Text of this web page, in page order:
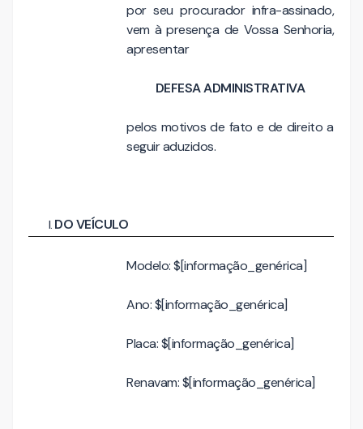
por seu procurador infra-assinado,
vem à presença de Vossa Senhoria,
apresentar
DEFESA ADMINISTRATIVA
pelos motivos de fato e de direito a
seguir aduzidos.
DO VEÍCULO
Modelo: $[informação_genérica]
Ano: $[informação_genérica]
Placa: $[informação_genérica]
Renavam: $[informação_genérica]